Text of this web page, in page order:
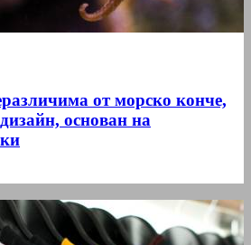
от морско конче,
основан на